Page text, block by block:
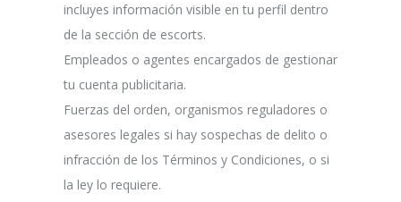
incluyes información visible en tu perfil dentro
de la sección de escorts.
Empleados o agentes encargados de gestionar
tu cuenta publicitaria.
Fuerzas del orden, organismos reguladores o
asesores legales si hay sospechas de delito o
infracción de los Términos y Condiciones, o si
la ley lo requiere.